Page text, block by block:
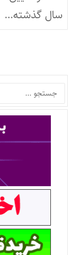
سال گذشته…